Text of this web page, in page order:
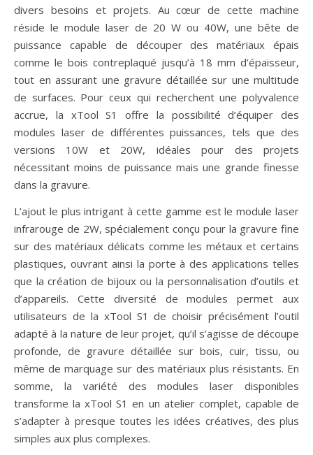
divers besoins et projets. Au cœur de cette machine
réside le module laser de 20 W ou 40W, une bête de
puissance capable de découper des matériaux épais
comme le bois contreplaqué jusqu’à 18 mm d’épaisseur,
tout en assurant une gravure détaillée sur une multitude
de surfaces. Pour ceux qui recherchent une polyvalence
accrue, la xTool S1 offre la possibilité d’équiper des
modules laser de différentes puissances, tels que des
versions 10W et 20W, idéales pour des projets
nécessitant moins de puissance mais une grande finesse
dans la gravure.
L’ajout le plus intrigant à cette gamme est le module laser
infrarouge de 2W, spécialement conçu pour la gravure fine
sur des matériaux délicats comme les métaux et certains
plastiques, ouvrant ainsi la porte à des applications telles
que la création de bijoux ou la personnalisation d’outils et
d’appareils. Cette diversité de modules permet aux
utilisateurs de la xTool S1 de choisir précisément l’outil
adapté à la nature de leur projet, qu’il s’agisse de découpe
profonde, de gravure détaillée sur bois, cuir, tissu, ou
même de marquage sur des matériaux plus résistants. En
somme, la variété des modules laser disponibles
transforme la xTool S1 en un atelier complet, capable de
s’adapter à presque toutes les idées créatives, des plus
simples aux plus complexes.